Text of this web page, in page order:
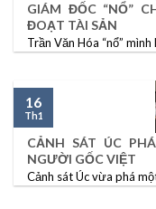
GIÁM ĐỐC “NỔ”
ĐOẠT TÀI SẢN
Trần Văn Hóa “nổ”
CẢNH SÁT ÚC
NGƯỜI GỐC VIỆT
Cảnh sát Úc vừa phá
16
Th1